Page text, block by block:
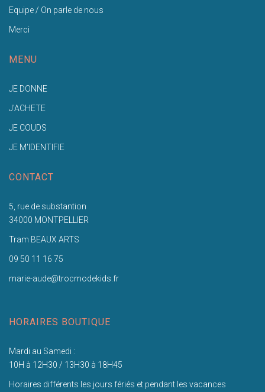
Equipe / On parle de nous
Merci
MENU
JE DONNE
J'ACHETE
JE COUDS
JE M'IDENTIFIE
CONTACT
5, rue de substantion
34000 MONTPELLIER
Tram BEAUX ARTS
09 50 11 16 75
marie-aude@trocmodekids.fr
HORAIRES BOUTIQUE
Mardi au Samedi :
10H à 12H30 / 13H30 à 18H45
Horaires différents les jours fériés et pendant les vacances